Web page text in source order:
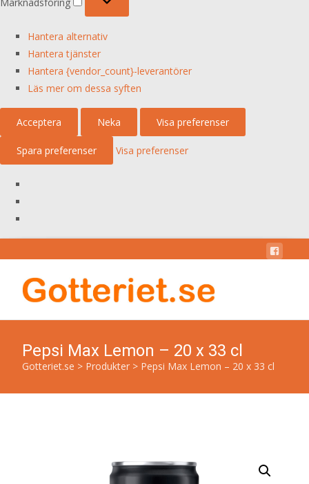
Hantera alternativ
Hantera tjänster
Hantera {vendor_count}-leverantörer
Läs mer om dessa syften
Acceptera Neka Visa preferenser
Spara preferenser Visa preferenser
Pepsi Max Lemon – 20 x 33 cl
Gotteriet.se > Produkter > Pepsi Max Lemon – 20 x 33 cl